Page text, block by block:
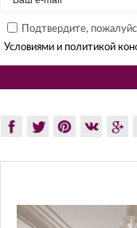
Подтвердите,
Условиями и политикой